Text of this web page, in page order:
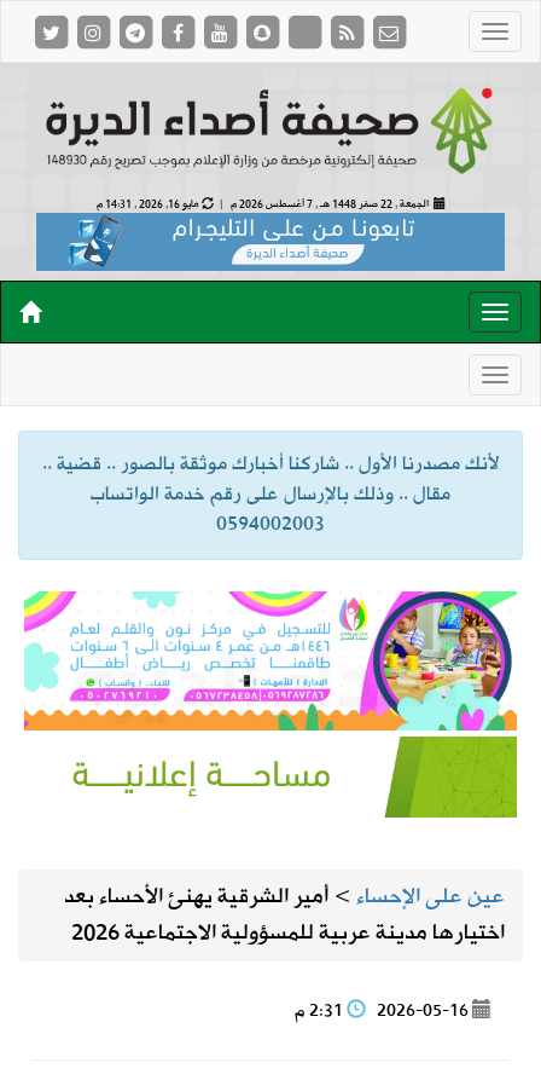
الجمعة , 22 صفر 1448 هـ , 7 أغسطس 2026 م | مايو 16, 2026 , 14:31 م
لأنك مصدرنا الأول .. شاركنا أخبارك موثقة بالصور .. قضية ..
مقال .. وذلك بالإرسال على رقم خدمة الواتساب
0594002003
عين على الإحساء>أمير الشرقية يهنئ الأحساء بعد
اختيارها مدينة عربية للمسؤولية الاجتماعية 2026
2026-05-16